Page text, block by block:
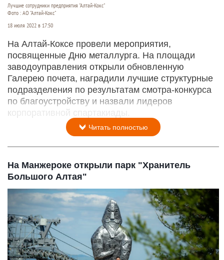
Лучшие сотрудники предприятия "Алтай-Кокс"
Фото : АО "Алтай-Кокс"
18 июля 2022 в 17:50
На Алтай-Коксе провели мероприятия,
посвященные Дню металлурга. На площади
заводоуправления открыли обновленную
Галерею почета, наградили лучшие структурные
подразделения по результатам смотра-конкурса
по благоустройству и назвали лидеров
корпоративной спартакиады.
Читать полностью
На Манжероке открыли парк "Хранитель
Большого Алтая"